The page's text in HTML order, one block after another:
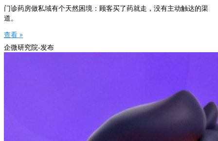
门诊药房做私域有个天然困境：顾客买了药就走，没有主动触达的渠
道。
查看 »
企微研究院-发布